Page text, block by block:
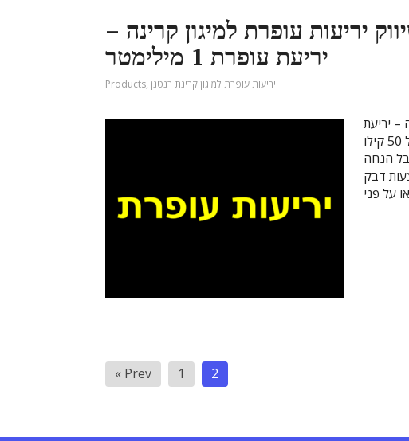
יריעות עופרת למיגון קרינה –
יריעת עופרת 1 מילימטר
Products, יריעות עופרת למיגון קרינת רנטגן
– יריעת
עופרת 1 מילימטר גליל יריעת עופרת בעובי 1 מ”מ שוקל 50 קילו
מטר ניתן לקבל הנחה
דבק
Posts
pagination
« Prev 1 2